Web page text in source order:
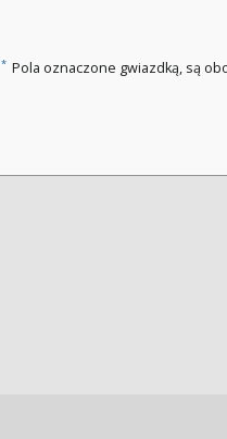
* Pola oznaczone gwiazdką, są